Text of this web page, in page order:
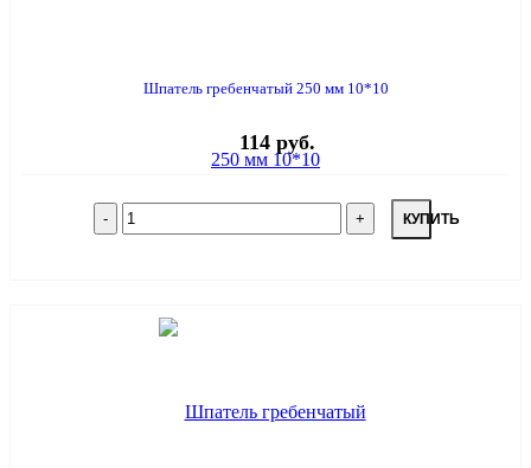
Шпатель гребенчатый 250 мм 10*10
114 руб.
КУПИТЬ